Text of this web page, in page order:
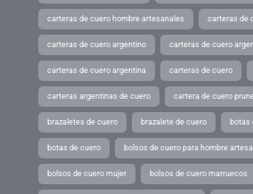
carteras de cuero hombre artesanales carteras de
carteras de cuero argentino carteras de cuero
carteras de cuero argentina carteras de cuero
carteras argentinas de cuero cartera de cuero
brazaletes de cuero brazalete de cuero botas
botas de cuero bolsos de cuero para hombre
bolsos de cuero mujer bolsos de cuero marruecos